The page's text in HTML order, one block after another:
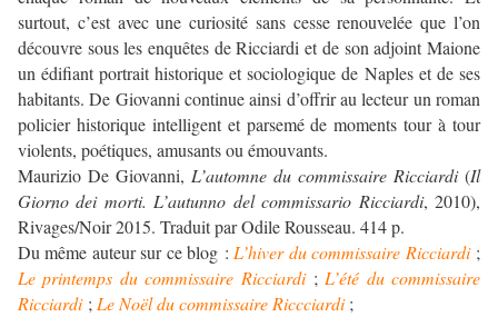
surtout, c’est avec une curiosité sans cesse renouvelée que l’on
découvre sous les enquêtes de Ricciardi et de son adjoint Maione
un édifiant portrait historique et sociologique de Naples et de ses
habitants. De Giovanni continue ainsi d’offrir au lecteur un roman
policier historique intelligent et parsemé de moments tour à tour
violents, poétiques, amusants ou émouvants.
Maurizio De Giovanni, L’automne du commissaire Ricciardi(Il
Giorno dei morti. L’autunno del commissario Ricciardi, 2010),
Rivages/Noir 2015. Traduit par Odile Rousseau. 414 p.
Du même auteur sur ce blog : L’hiver du commissaire Ricciardi;
Le printemps du commissaire Ricciardi; L’été du commissaire
Ricciardi; Le Noël du commissaire Riccciardi;